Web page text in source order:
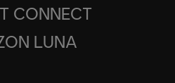
CONNECT
LUNA